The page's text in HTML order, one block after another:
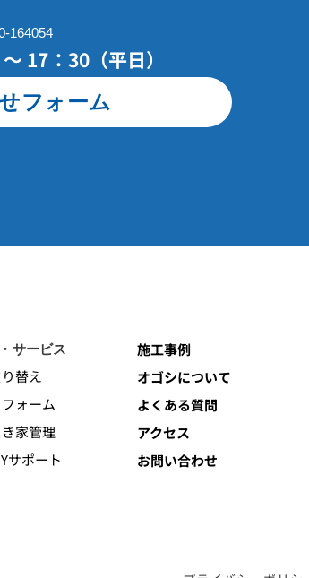
164054
17：30（平日）
フォーム
サービス
替え
ォーム
家管理
サポート
施工事例
オゴシについて
よくある質問
アクセス
お問い合わせ